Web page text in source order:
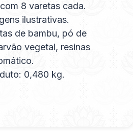
8 varetas cada.
ilustrativas.
de bambu, pó de
vegetal, resinas
0,480 kg.